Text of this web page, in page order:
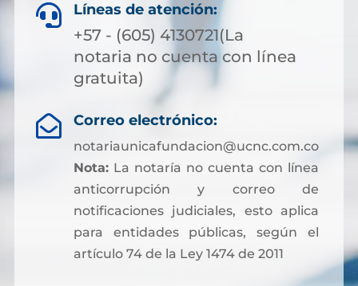
 Líneas de atención:
+57 - (605) 4130721(La
notaria no cuenta con línea
gratuita)
 Correo electrónico:
notariaunicafundacion@ucnc.com.co
Nota:La notaría no cuenta con línea
anticorrupción y correo de
notificaciones judiciales, esto aplica
para entidades públicas, según el
artículo 74 de la Ley 1474 de 2011